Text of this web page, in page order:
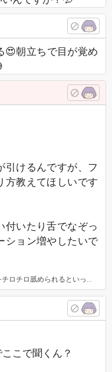
😍朝立ちで目が覚め
引けるんですが、フ
方教えてほしいです
付いたり舌でなぞっ
ション増やしたいで
いっちゃうや〰手とは又違うんだよね😄
こで聞くん？